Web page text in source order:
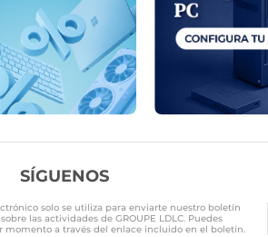
SÍGUENOS
solo se utiliza para enviarte nuestro boletín
las actividades de GROUPE LDLC. Puedes
momento a través del enlace incluido en el boletín.